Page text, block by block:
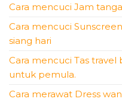
Cara mencuci Jam
Cara mencuci
siang hari
Cara mencuci Tas
untuk pemula.
Cara merawat Dress